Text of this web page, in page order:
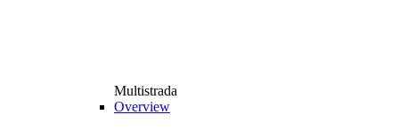
Multistrada
Overview